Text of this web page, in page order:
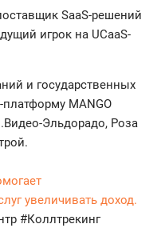
SaaS-решений
игрок на UCaaS-
и государственных
MANGO
Эльдорадо, Роза
увеличивать доход.
#Коллтрекинг